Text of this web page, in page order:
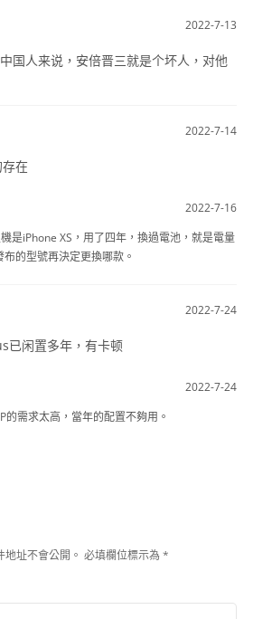
2022-7-13
国人来说，安倍晋三就是个坏人，对他
2022-7-14
在
2022-7-16
是iPhone XS，用了四年，換過電池，就是電量
的型號再決定更換哪款。
2022-7-24
已闲置多年，有卡顿
2022-7-24
的需求太高，當年的配置不夠用。
址不會公開。 必填欄位標示為*